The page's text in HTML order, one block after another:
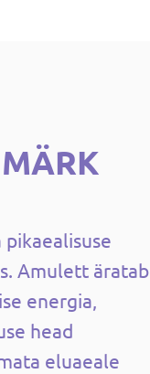
pikaealisuse
Amulett äratab
energia,
head
eluaeale